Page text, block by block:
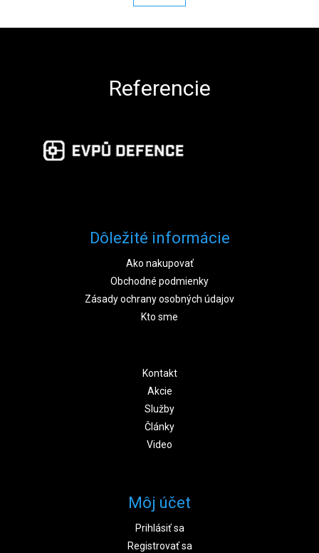
Referencie
Dôležité informácie
Ako nakupovať
Obchodné podmienky
Zásady ochrany osobných údajov
Kto sme
Kontakt
Akcie
Služby
Články
Video
Môj účet
Prihlásiť sa
Registrovať sa